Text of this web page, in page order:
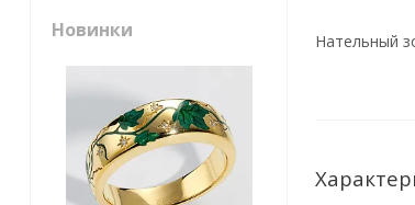
Нательный
Новинки